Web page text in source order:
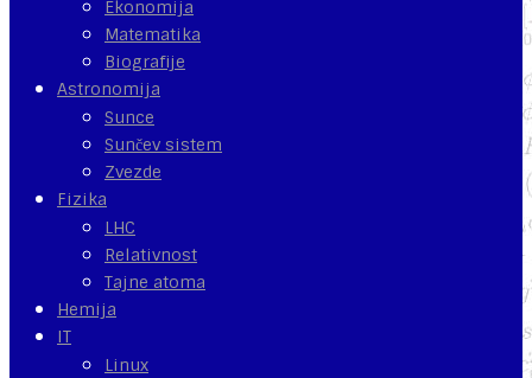
Ekonomija
Matematika
Biografije
Astronomija
Sunce
Sunčev sistem
Zvezde
Fizika
LHC
Relativnost
Tajne atoma
Hemija
IT
Linux